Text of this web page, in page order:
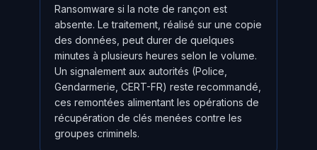
Ransomware si la note de rançon est
absente. Le traitement, réalisé sur une copie
des données, peut durer de quelques
minutes à plusieurs heures selon le volume.
Un signalement aux autorités (Police,
Gendarmerie, CERT-FR) reste recommandé,
ces remontées alimentant les opérations de
récupération de clés menées contre les
groupes criminels.